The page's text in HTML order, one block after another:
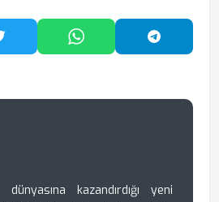
Paylaş Paylaş
WhatsApp'ta Paylaş
dünyasına kazandırdığı yeni